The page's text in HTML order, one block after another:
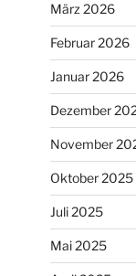
März 2026
Februar 2026
Januar 2026
Dezember
November
Oktober 2025
Juli 2025
Mai 2025